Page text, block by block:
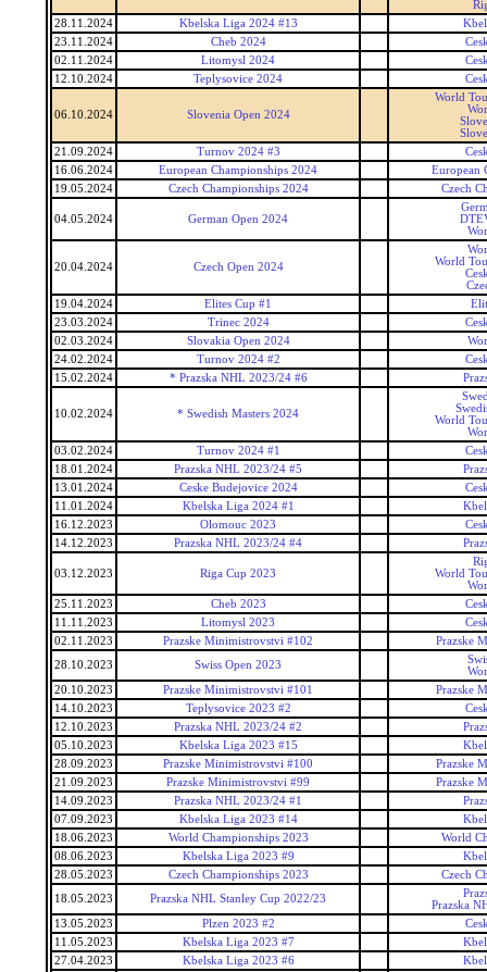
28.11.2024
Kbelska Liga 2024 #13
23.11.2024
Cheb 2024
02.11.2024
Litomysl 2024
12.10.2024
Teplysovice 2024
06.10.2024 Slovenia Open 2024
World
21.09.2024
Turnov 2024 #3
16.06.2024
European Championships 2024
European
19.05.2024
Czech Championships 2024 Czech
04.05.2024 German Open 2024
20.04.2024 Czech Open 2024
World
19.04.2024
Elites Cup #1
23.03.2024
Trinec 2024
02.03.2024
Slovakia Open 2024
24.02.2024
Turnov 2024 #2
15.02.2024
* Prazska NHL 2023/24 #6
10.02.2024 * Swedish Masters 2024
World
03.02.2024
Turnov 2024 #1
18.01.2024
Prazska NHL 2023/24 #5
13.01.2024
Ceske Budejovice 2024
11.01.2024
Kbelska Liga 2024 #1
16.12.2023
Olomouc 2023
14.12.2023
Prazska NHL 2023/24 #4
03.12.2023 Riga Cup 2023
World
25.11.2023
Cheb 2023
11.11.2023
Litomysl 2023
02.11.2023
Prazske Minimistrovstvi #102
Prazske
28.10.2023
Swiss Open 2023
20.10.2023
Prazske Minimistrovstvi #101
Prazske
14.10.2023
Teplysovice 2023 #2
12.10.2023
Prazska NHL 2023/24 #2
05.10.2023
Kbelska Liga 2023 #15
28.09.2023
Prazske Minimistrovstvi #100
Prazske
21.09.2023
Prazske Minimistrovstvi #99
Prazske
14.09.2023
Prazska NHL 2023/24 #1
07.09.2023
Kbelska Liga 2023 #14
18.06.2023
World Championships 2023
World
08.06.2023
Kbelska Liga 2023 #9
28.05.2023
Czech Championships 2023
Czech
18.05.2023
Prazska NHL Stanley Cup 2022/23
Prazska
13.05.2023
Plzen 2023 #2
11.05.2023
Kbelska Liga 2023 #7
27.04.2023
Kbelska Liga 2023 #6